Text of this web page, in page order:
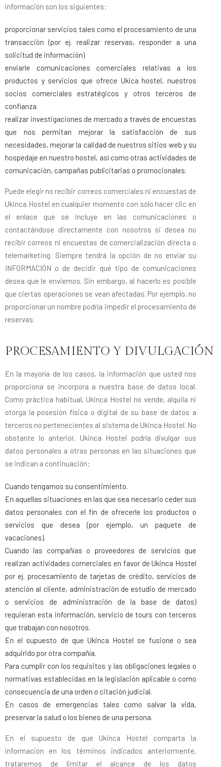
información son los siguientes:
proporcionar servicios tales como el procesamiento de una
transacción (por ej. realizar reservas, responder a una
solicitud de información)
enviarle comunicaciones comerciales relativas a los
productos y servicios que ofrece Ukica hostel, nuestros
socios comerciales estratégicos y otros terceros de
confianza.
realizar investigaciones de mercado a través de encuestas
que nos permitan mejorar la satisfacción de sus
necesidades, mejorar la calidad de nuestros sitios web y su
hospedaje en nuestro hostel, así como otras actividades de
comunicación, campañas publicitarias o promocionales.
Puede elegir no recibir correos comerciales ni encuestas de
Ukinca Hostel en cualquier momento con sólo hacer clic en
el enlace que se incluye en las comunicaciones o
contactándose directamente con nosotros si desea no
recibir correos ni encuestas de comercialización directa o
telemarketing. Siempre tendrá la opción de no enviar su
INFORMACIÓN o de decidir qué tipo de comunicaciones
desea que le enviemos. Sin embargo, al hacerlo es posible
que ciertas operaciones se vean afectadas. Por ejemplo, no
proporcionar un nombre podría impedir el procesamiento de
reservas.
PROCESAMIENTO Y DIVULGACIÓN
En la mayoría de los casos, la información que usted nos
proporciona se incorpora a nuestra base de datos local.
Como práctica habitual, Ukinca Hostel no vende, alquila ni
otorga la posesión física o digital de su base de datos a
terceros no pertenecientes al sistema de Ukinca Hostel. No
obstante lo anterior, Ukinca Hostel podría divulgar sus
datos personales a otras personas en las situaciones que
se indican a continuación:
Cuando tengamos su consentimiento.
En aquellas situaciones en las que sea necesario ceder sus
datos personales con el fin de ofrecerle los productos o
servicios que desea (por ejemplo, un paquete de
vacaciones).
Cuando las compañías o proveedores de servicios que
realizan actividades comerciales en favor de Ukinca Hostel
por ej. procesamiento de tarjetas de crédito, servicios de
atención al cliente, administración de estudio de mercado
o servicios de administración de la base de datos)
requieran esta información, servicio de tours con terceros
que trabajan con nosotros.
En el supuesto de que Ukinca Hostel se fusione o sea
adquirido por otra compañía.
Para cumplir con los requisitos y las obligaciones legales o
normativas establecidas en la legislación aplicable o como
consecuencia de una orden o citación judicial.
En casos de emergencias tales como salvar la vida,
preservar la salud o los bienes de una persona.
En el supuesto de que Ukinca Hostel comparta la
información en los términos indicados anteriormente,
trataremos de limitar el alcance de los datos